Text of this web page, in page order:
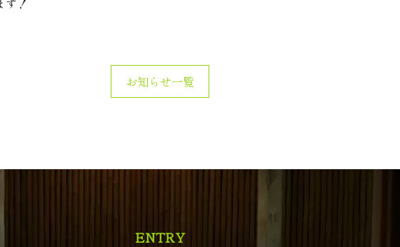
お知らせ一覧
ENTRY